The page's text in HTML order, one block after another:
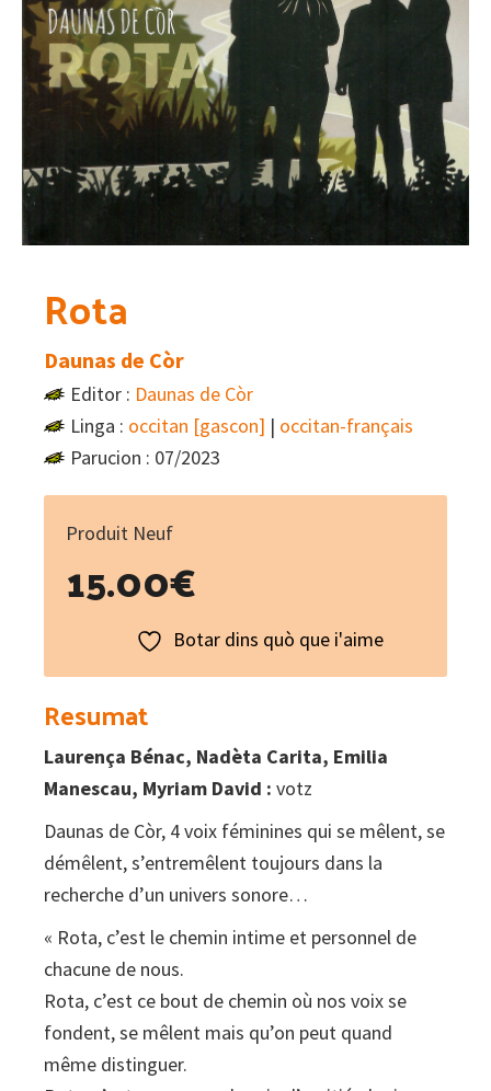
Rota
Daunas de Còr
Editor : Daunas de Còr
Linga : occitan [gascon] | occitan-français
Parucion : 07/2023
Produit Neuf
15.00€
Botar dins quò que i'aime
Resumat
Laurença Bénac, Nadèta Carita, Emilia
Manescau, Myriam David : votz
Daunas de Còr, 4 voix féminines qui se mêlent, se
démêlent, s’entremêlent toujours dans la
recherche d’un univers sonore…
« Rota, c’est le chemin intime et personnel de
chacune de nous.
Rota, c’est ce bout de chemin où nos voix se
fondent, se mêlent mais qu’on peut quand
même distinguer.